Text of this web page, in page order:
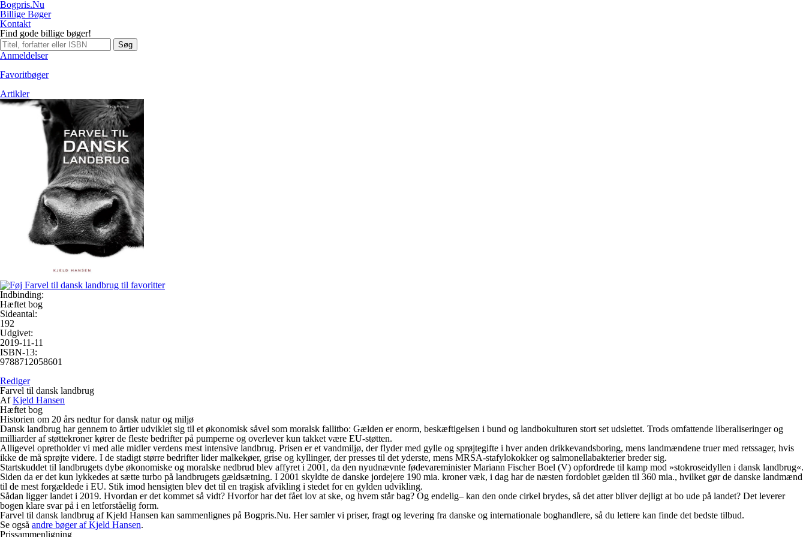
Bogpris.Nu
Billige Bøger
Kontakt
Find gode billige bøger!
Søg
Anmeldelser
Favoritbøger
Artikler
Indbinding:
Hæftet bog
Sideantal:
192
Udgivet:
2019-11-11
ISBN-13:
9788712058601
Rediger
Farvel til dansk landbrug
AfKjeld Hansen
Hæftet bog
Historien om 20 års nedtur for dansk natur og miljø
Dansk landbrug har gennem to årtier udviklet sig til et økonomisk såvel som moralsk fallitbo: Gælden er enorm, beskæftigelsen i bund og landbokulturen stort set udslettet. Trods omfattende liberaliseringer og
milliarder af støttekroner kører de fleste bedrifter på pumperne og overlever kun takket være EU-støtten.
Alligevel opretholder vi med alle midler verdens mest intensive landbrug. Prisen er et vandmiljø, der flyder med gylle og sprøjtegifte i hver anden drikkevandsboring, mens landmændene truer med retssager, hvis
ikke de må sprøjte videre. I de stadigt større bedrifter lider malkekøer, grise og kyllinger, der presses til det yderste, mens MRSA-stafylokokker og salmonellabakterier breder sig.
Startskuddet til landbrugets dybe økonomiske og moralske nedbrud blev affyret i 2001, da den nyudnævnte fødevareminister Mariann Fischer Boel (V) opfordrede til kamp mod »stokroseidyllen i dansk landbrug«.
Siden da er det kun lykkedes at sætte turbo på landbrugets gældsætning. I 2001 skyldte de danske jordejere 190 mia. kroner væk, i dag har de næsten fordoblet gælden til 360 mia., hvilket gør de danske landmænd
til de mest forgældede i EU. Stik imod hensigten blev det til en tragisk afvikling i stedet for en gylden udvikling.
Sådan ligger landet i 2019. Hvordan er det kommet så vidt? Hvorfor har det fået lov at ske, og hvem står bag? Og endelig– kan den onde cirkel brydes, så det atter bliver dejligt at bo ude på landet? Det leverer
bogen klare svar på i en letforståelig form.
Farvel til dansk landbrug af Kjeld Hansen kan sammenlignes på Bogpris.Nu. Her samler vi priser, fragt og levering fra danske og internationale boghandlere, så du lettere kan finde det bedste tilbud.
Se også andre bøger af Kjeld Hansen.
Prissammenligning